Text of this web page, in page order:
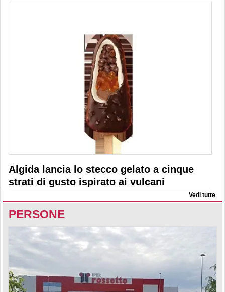
Algida lancia lo stecco gelato a cinque
strati di gusto ispirato ai vulcani
Vedi tutte
PERSONE